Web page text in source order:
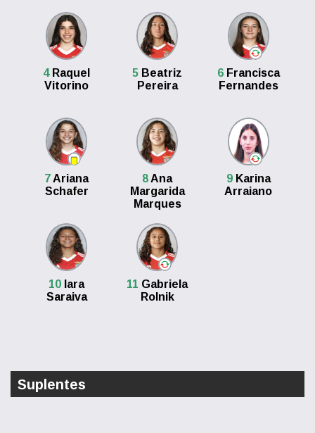
4Raquel
Vitorino
5 Beatriz
Pereira
6Francisca
Fernandes
7Ariana
Schafer
8Ana
Margarida
Marques
9Karina
Arraiano
10 Iara
Saraiva
11 Gabriela
Rolnik
Suplentes